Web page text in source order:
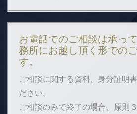
お電話でのご相談は承っ
務所にお越し頂く形での
す。
ご相談に関する資料、身分証明
ださい。
ご相談のみで終了の場合、原則